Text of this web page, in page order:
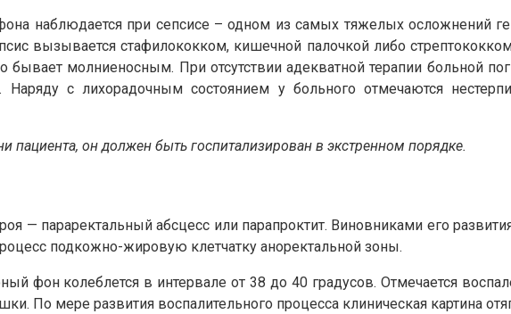
наблюдается при сепсисе – одном из самых тяжелых осложнений
вызывается стафилококком, кишечной палочкой либо
бывает молниеносным. При отсутствии адекватной терапии больной
с лихорадочным состоянием у больного отмечаются
пациента, он должен быть госпитализирован в экстренном порядке.
— параректальный абсцесс или парапроктит. Виновниками его
подкожно-жировую клетчатку аноректальной зоны.
фон колеблется в интервале от 38 до 40 градусов. Отмечается
По мере развития воспалительного процесса клиническая картина